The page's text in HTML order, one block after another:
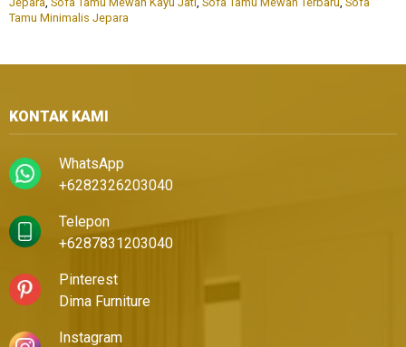
Tamu Minimalis Jepara
KONTAK KAMI
WhatsApp
+6282326203040
Telepon
+6287831203040
Pinterest
Dima Furniture
Instagram